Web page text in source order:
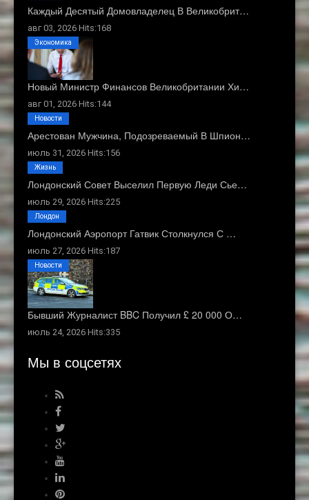
Каждый Десятый Домовладелец В Великобрит…
авг 03, 2026 Hits:168
Новый Министр Финансов Великобритании Хи…
авг 01, 2026 Hits:144
Экономика
Арестован Мужчина, Подозреваемый В Шпион…
июль 31, 2026 Hits:156
Новости
Лондонский Совет Выселил Первую Леди Сье…
июль 29, 2026 Hits:225
Жизнь
Лондонский Аэропорт Гатвик Столкнулся С …
июль 27, 2026 Hits:187
Лондон
Бывший Журналист BBC Получил £ 20 000 О…
июль 24, 2026 Hits:335
Новости
Мы в соцсетях